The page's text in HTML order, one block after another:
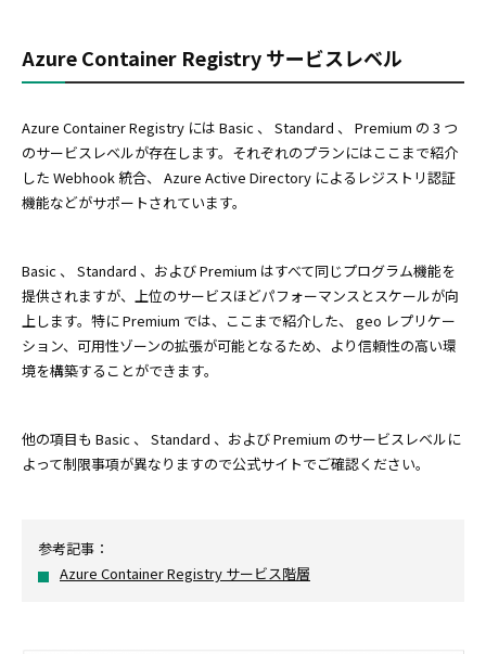
Azure Container Registry サービスレベル
Azure Container Registry には Basic 、 Standard 、 Premium の 3 つ
のサービスレベルが存在します。それぞれのプランにはここまで紹介
した Webhook 統合、 Azure Active Directory によるレジストリ認証
機能などがサポートされています。
Basic 、 Standard 、および Premium はすべて同じプログラム機能を
提供されますが、上位のサービスほどパフォーマンスとスケールが向
上します。特に Premium では、ここまで紹介した、 geo レプリケー
ション、可用性ゾーンの拡張が可能となるため、より信頼性の高い環
境を構築することができます。
他の項目も Basic 、 Standard 、および Premium のサービスレベルに
よって制限事項が異なりますので公式サイトでご確認ください。
参考記事：
Azure Container Registry サービス階層